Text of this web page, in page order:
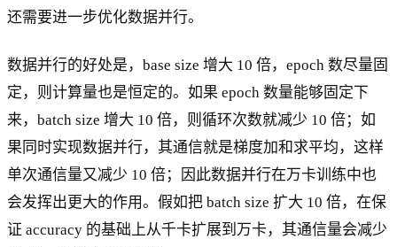
还需要进一步优化数据并行。
数据并行的好处是，base size 增大 10 倍，epoch 数尽量固
定，则计算量也是恒定的。如果 epoch 数量能够固定下
来，batch size 增大 10 倍，则循环次数就减少 10 倍；如
果同时实现数据并行，其通信就是梯度加和求平均，这样
单次通信量又减少 10 倍；因此数据并行在万卡训练中也
会发挥出更大的作用。假如把 batch size 扩大 10 倍，在保
证 accuracy 的基础上从千卡扩展到万卡，其通信量会减少